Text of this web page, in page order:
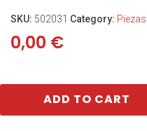
SKU: 502031 Category: Piezas
0,00 €
ADD TO CART